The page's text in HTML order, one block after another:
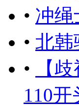
• 冲绳
• 北韩
•
【
110开